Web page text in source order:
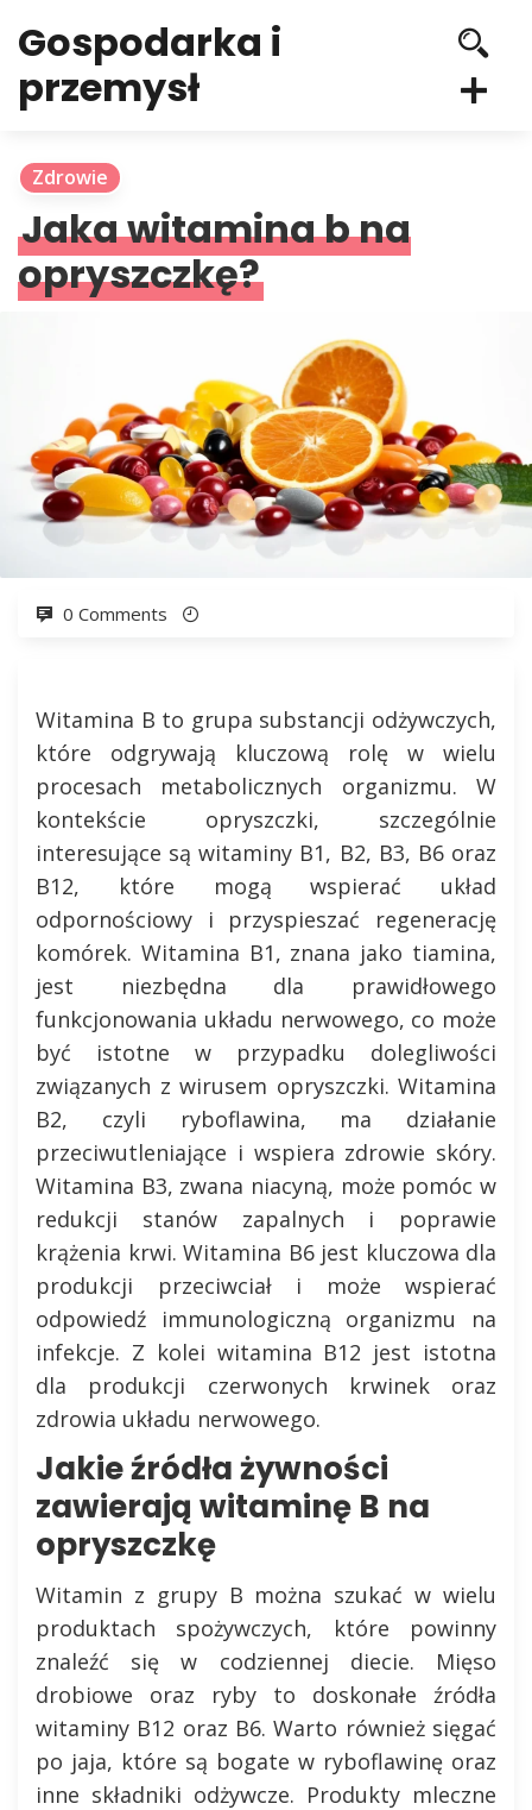
Gospodarka i
przemysł
Zdrowie
Jaka witamina b na
opryszczkę?
0 Comments
Witamina B to grupa substancji odżywczych,
które odgrywają kluczową rolę w wielu
procesach metabolicznych organizmu. W
kontekście opryszczki, szczególnie
interesujące są witaminy B1, B2, B3, B6 oraz
B12, które mogą wspierać układ
odpornościowy i przyspieszać regenerację
komórek. Witamina B1, znana jako tiamina,
jest niezbędna dla prawidłowego
funkcjonowania układu nerwowego, co może
być istotne w przypadku dolegliwości
związanych z wirusem opryszczki. Witamina
B2, czyli ryboflawina, ma działanie
przeciwutleniające i wspiera zdrowie skóry.
Witamina B3, zwana niacyną, może pomóc w
redukcji stanów zapalnych i poprawie
krążenia krwi. Witamina B6 jest kluczowa dla
produkcji przeciwciał i może wspierać
odpowiedź immunologiczną organizmu na
infekcje. Z kolei witamina B12 jest istotna
dla produkcji czerwonych krwinek oraz
zdrowia układu nerwowego.
Jakie źródła żywności
zawierają witaminę B na
opryszczkę
Witamin z grupy B można szukać w wielu
produktach spożywczych, które powinny
znaleźć się w codziennej diecie. Mięso
drobiowe oraz ryby to doskonałe źródła
witaminy B12 oraz B6. Warto również sięgać
po jaja, które są bogate w ryboflawinę oraz
inne składniki odżywcze. Produkty mleczne